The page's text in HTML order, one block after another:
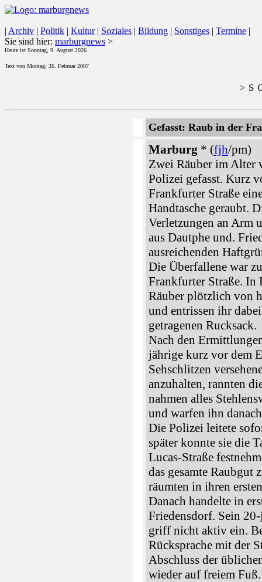
| Archiv | Politik | Kultur| Soziales | Bildung | Sonstiges | Termine |
Sie sind hier: marburgnews >
Heute ist Sonntag, 9. August 2026
Text von Montag, 26. Februar 2007
> s
Gefasst: Raub in der
Marburg * (fjh/pm)
Zwei Räuber im Alter
Polizei gefasst. Kurz
Frankfurter Straße
Handtasche geraubt.
Verletzungen an Arm
aus Dautphe und.
ausreichenden
Die Überfallene war
Frankfurter Straße. In
Räuber plötzlich von
und entrissen ihr
getragenen Rucksack.
Nach den
jährige kurz vor dem
Sehschlitzen
anzuhalten, rannten
nahmen alles
und warfen ihn
Die Polizei leitete
später konnte sie die
Lucas-Straße
das gesamte Raubgut
räumten in ihren
Danach handelte in
Friedensdorf. Sein
griff nicht aktiv ein.
Rücksprache mit der
Abschluss der
wieder auf freiem Fuß.